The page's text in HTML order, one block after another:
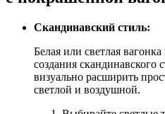
Скандинавский стиль:
Белая или светлая
создания скандинавского
визуально расширить
светлой и воздушной.